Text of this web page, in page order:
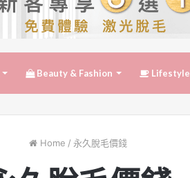
Beauty & Fashion Lifestyle
Home / 永久脫毛價錢